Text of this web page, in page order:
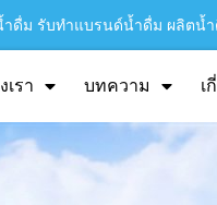
ำดื่ม รับทำแบรนด์น้ำดื่ม ผลิตน้
เรา บทความ เ